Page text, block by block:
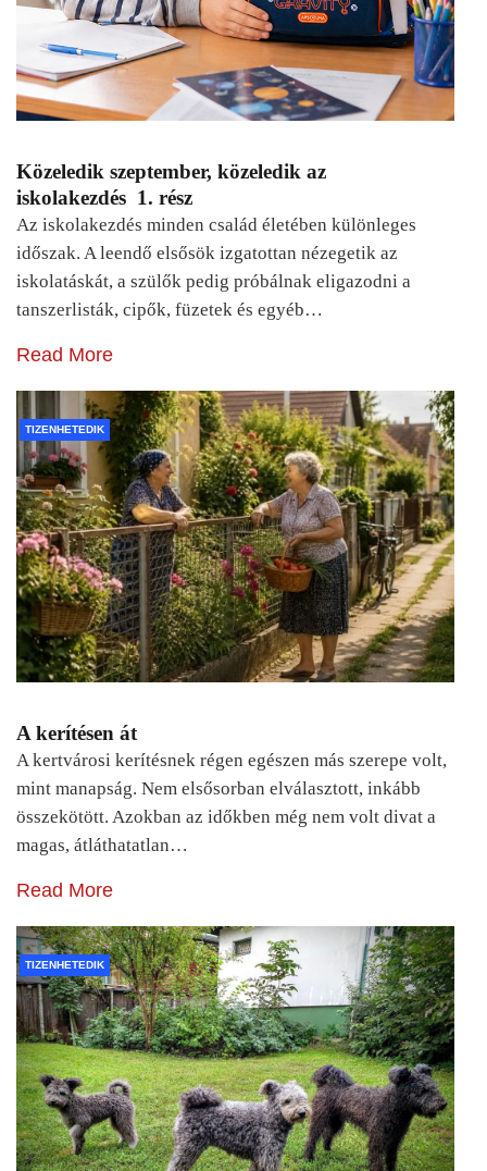
Közeledik szeptember, közeledik az
iskolakezdés 1. rész
Az iskolakezdés minden család életében különleges
időszak. A leendő elsősök izgatottan nézegetik az
iskolatáskát, a szülők pedig próbálnak eligazodni a
tanszerlisták, cipők, füzetek és egyéb…
Read More
TIZENHETEDIK
A kerítésen át
A kertvárosi kerítésnek régen egészen más szerepe volt,
mint manapság. Nem elsősorban elválasztott, inkább
összekötött. Azokban az időkben még nem volt divat a
magas, átláthatatlan…
Read More
TIZENHETEDIK